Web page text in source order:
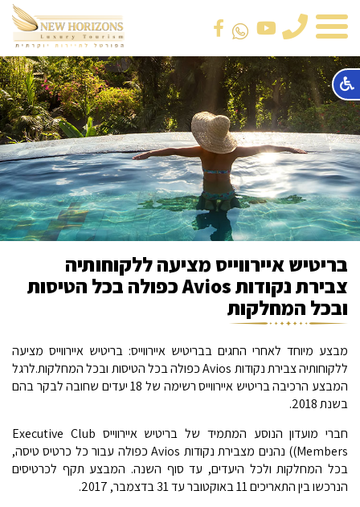
טלפון
בריטיש איירווייס מציעה ללקוחותיה
צבירת נקודות Avios כפולה בכל הטיסות
ובכל המחלקות
מבצע מיוחד לאחרי החגים בבריטיש איירווייס: בריטיש איירווייס מציעה
ללקוחותיה צבירת נקודות Avios כפולה בכל הטיסות ובכל המחלקות.לרגל
המבצע הרכיבה בריטיש איירווייס רשימה של 18 יעדים שחובה לבקר בהם
בשנת 2018.
חברי מועדון הנוסע המתמיד של בריטיש איירווייס Executive Club
Members)) נהנים מצבירת נקודות Avios כפולה עבור כל כרטיס טיסה,
בכל המחלקות ולכל היעדים, עד סוף השנה. המבצע תקף לכרטיסים
הנרכשו בין התאריכים 11 באוקטובר עד 31 בדצמבר, 2017.